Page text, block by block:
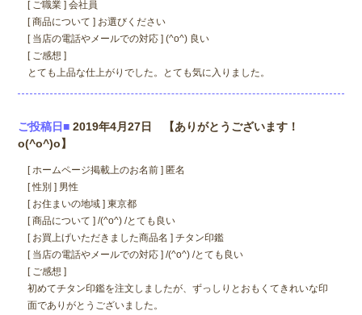
[ ご職業 ] 会社員
[ 商品について ] お選びください
[ 当店の電話やメールでの対応 ] (^o^) 良い
[ ご感想 ]
とても上品な仕上がりでした。とても気に入りました。
ご投稿日■ 2019年4月27日 【ありがとうございます！
o(^o^)o】
[ ホームページ掲載上のお名前 ] 匿名
[ 性別 ] 男性
[ お住まいの地域 ] 東京都
[ 商品について ] /(^o^) /とても良い
[ お買上げいただきました商品名 ] チタン印鑑
[ 当店の電話やメールでの対応 ] /(^o^) /とても良い
[ ご感想 ]
初めてチタン印鑑を注文しましたが、ずっしりとおもくてきれいな印
面でありがとうございました。